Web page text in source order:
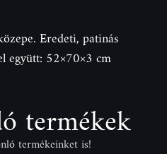
Eredeti, patinás
együtt: 52×70×3 cm
termékek
termékeinket is!